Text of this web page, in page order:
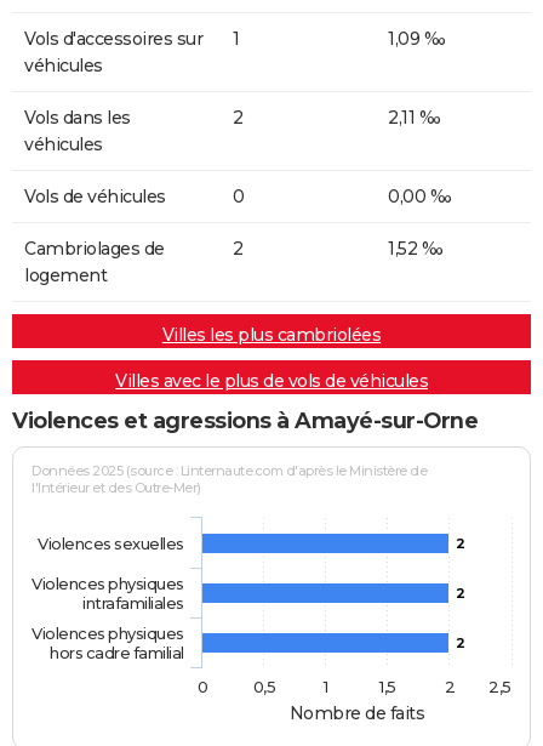
Vols d'accessoires sur
véhicules
1 1,09 ‰
Vols dans les
véhicules
2 2,11 ‰
Vols de véhicules 0 0,00 ‰
Cambriolages de
logement
2 1,52 ‰
Villes les plus cambriolées
Villes avec le plus de vols de véhicules
Violences et agressions à Amayé-sur-Orne
Nombre de faits
Données 2025 (source : Linternaute.com d'après le Ministère de
l'Intérieur et des Outre-Mer)
2
2
2
Violences sexuelles
Violences physiques
intrafamiliales
Violences physiques
hors cadre familial
0
0,5 1 1,5 2 2,5